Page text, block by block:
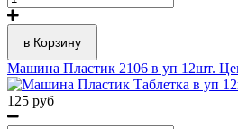
в Корзину
Машина Пластик 2106 в уп 12шт.
125 руб